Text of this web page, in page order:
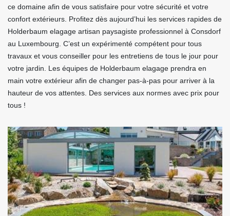
ce domaine afin de vous satisfaire pour votre sécurité et votre
confort extérieurs. Profitez dès aujourd’hui les services rapides de
Holderbaum elagage artisan paysagiste professionnel à Consdorf
au Luxembourg. C’est un expérimenté compétent pour tous
travaux et vous conseiller pour les entretiens de tous le jour pour
votre jardin. Les équipes de Holderbaum elagage prendra en
main votre extérieur afin de changer pas-à-pas pour arriver à la
hauteur de vos attentes. Des services aux normes avec prix pour
tous !